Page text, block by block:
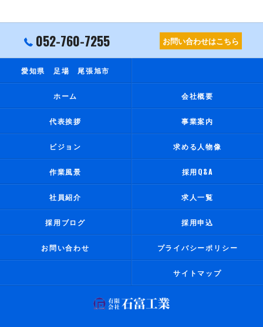
052-760-7255 お問い合わせはこちら
愛知県 足場 尾張旭市
ホーム 会社概要
代表挨拶 事業案内
ビジョン 求める人物像
作業風景 採用Q&A
社員紹介 求人一覧
採用ブログ 採用申込
お問い合わせ プライバシーポリシー
サイトマップ